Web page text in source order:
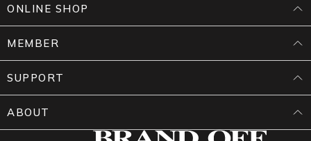
ONLINE SHOP
MEMBER
SUPPORT
ABOUT